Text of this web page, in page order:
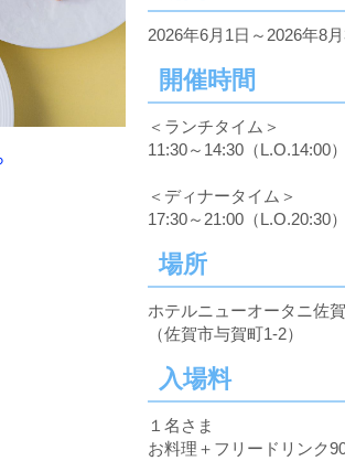
2026年6月1日～2026年8
開催時間
＜ランチタイム＞
11:30～14:30（L.O.14:00
＜ディナータイム＞
17:30～21:00（L.O.20:30
場所
ホテルニューオータニ佐
（佐賀市与賀町1-2）
入場料
１名さま
お料理＋フリードリンク